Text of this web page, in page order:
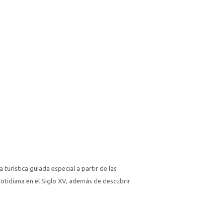
turística guiada especial a partir de las
en el Siglo XV, además de descubrir